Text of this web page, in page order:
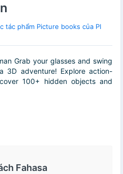
tác phẩm Picture books của PI
Grab your glasses and swing
3D adventure! Explore action-
100+ hidden objects and
Fahasa